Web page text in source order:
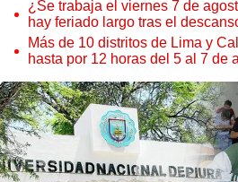
¿Se trabaja el viernes 7 de
hay feriado largo tras el
Más de 10 distritos de Lima y
hasta por 12 horas del 5 al 7 de